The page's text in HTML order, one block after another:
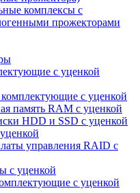
комплексы с
прожекторами
с уценкой
с уценкой
память RAM с уценкой
HDD и SSD с уценкой
управления RAID с
с уценкой
с уценкой